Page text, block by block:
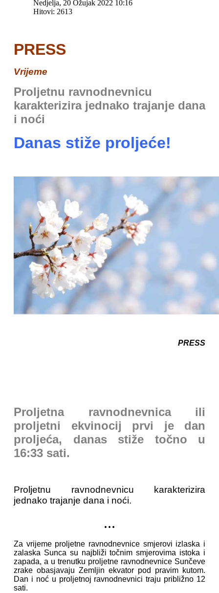
Nedjelja, 20 Ožujak 2022 10:16
Hitovi: 2613
PRESS
Vrijeme
Proljetnu ravnodnevnicu
karakterizira jednako trajanje dana
i noći
Danas stiže proljeće!
PRESS
Proljetna ravnodnevnica ili
proljetni ekvinocij prvi je dan
proljeća, danas stiže točno u
16:33 sati.
Proljetnu ravnodnevnicu karakterizira
jednako trajanje dana i noći.
...
Za vrijeme proljetne ravnodnevnice smjerovi izlaska i
zalaska Sunca su najbliži točnim smjerovima istoka i
zapada, a u trenutku proljetne ravnodnevnice Sunčeve
zrake obasjavaju Zemljin ekvator pod pravim kutom.
Dan i noć u proljetnoj ravnodnevnici traju približno 12
sati.